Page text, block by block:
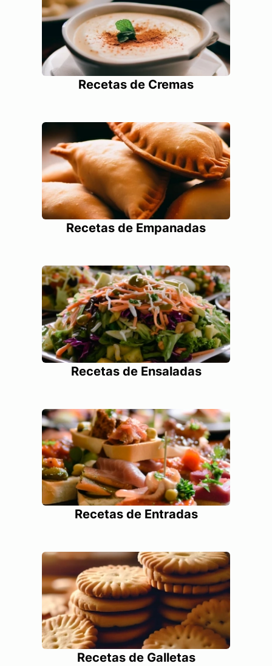
Recetas de Cremas
Recetas de Empanadas
Recetas de Ensaladas
Recetas de Entradas
Recetas de Galletas